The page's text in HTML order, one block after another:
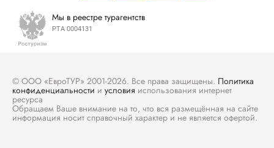
Мы в реестре турагентств
РТА 0004131
© ООО «ЕвроТУР» 2001-2026. Все права защищены. Политика
конфиденциальности и условия использования интернет
ресурса
Обращаем Ваше внимание на то, что вся размещённая на сайте
информация носит справочный характер и не является офертой.